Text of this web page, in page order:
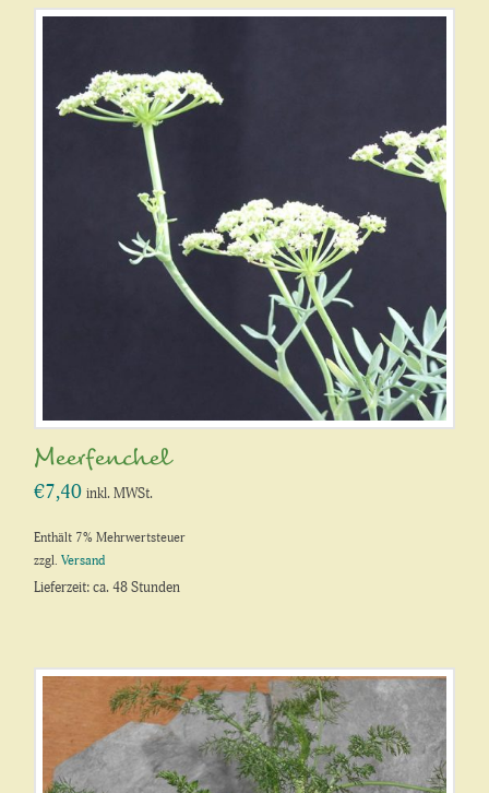
Meerfenchel
€7,40 inkl. MWSt.
Enthält 7% Mehrwertsteuer
zzgl.Versand
Lieferzeit: ca. 48 Stunden